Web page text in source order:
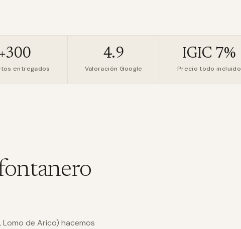
entregados
4.9
Valoración Google
IGIC 7%
Precio todo incluido
de Arico) hacemos